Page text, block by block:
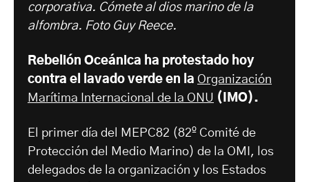
corporativa. Cómete al dios marino de la
alfombra. Foto Guy Reece.
Rebelión Oceánica ha protestado hoy
contra el lavado verde en la Organización
Marítima Internacional de la ONU (IMO).
El primer día del MEPC82 (82º Comité de
Protección del Medio Marino) de la OMI, los
delegados de la organización y los Estados